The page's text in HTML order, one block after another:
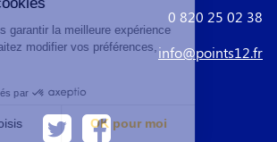
0 820 25 02 38
info@points12.fr